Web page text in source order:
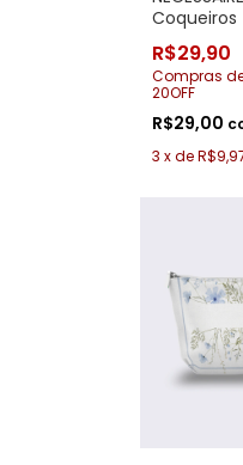
Coqueiros
R$29,90
Compras
20OFF
R$29,00
3 xde